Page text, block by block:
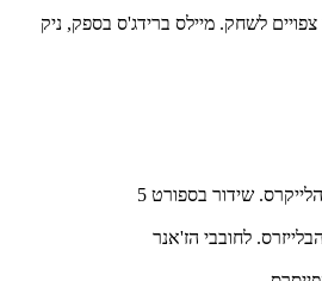
צפויים לשחק. מיילס ברידג'ס בספק, ניק